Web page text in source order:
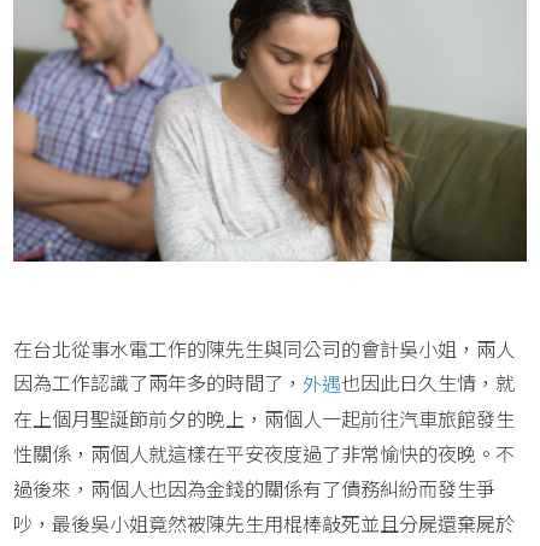
在台北從事水電工作的陳先生與同公司的會計吳小姐，兩人
因為工作認識了兩年多的時間了，外遇也因此日久生情，就
在上個月聖誕節前夕的晚上，兩個人一起前往汽車旅館發生
性關係，兩個人就這樣在平安夜度過了非常愉快的夜晚。不
過後來，兩個人也因為金錢的關係有了債務糾紛而發生爭
吵，最後吳小姐竟然被陳先生用棍棒敲死並且分屍還棄屍於